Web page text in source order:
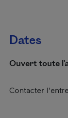
Dates
Ouvert toute
Contacter